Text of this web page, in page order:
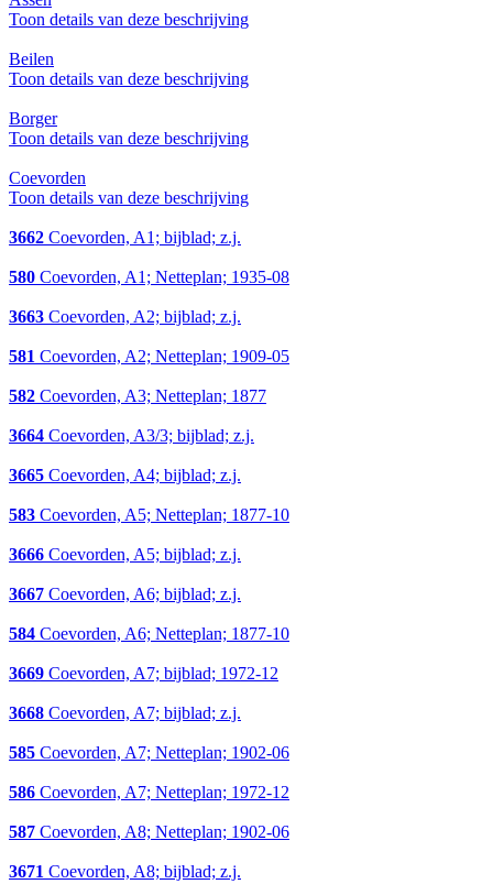
Toon details van deze beschrijving
Beilen
Toon details van deze beschrijving
Borger
Toon details van deze beschrijving
Coevorden
Toon details van deze beschrijving
3662 Coevorden, A1; bijblad; z.j.
580 Coevorden, A1; Netteplan; 1935-08
3663 Coevorden, A2; bijblad; z.j.
581 Coevorden, A2; Netteplan; 1909-05
582 Coevorden, A3; Netteplan; 1877
3664 Coevorden, A3/3; bijblad; z.j.
3665 Coevorden, A4; bijblad; z.j.
583 Coevorden, A5; Netteplan; 1877-10
3666 Coevorden, A5; bijblad; z.j.
3667 Coevorden, A6; bijblad; z.j.
584 Coevorden, A6; Netteplan; 1877-10
3669 Coevorden, A7; bijblad; 1972-12
3668 Coevorden, A7; bijblad; z.j.
585 Coevorden, A7; Netteplan; 1902-06
586 Coevorden, A7; Netteplan; 1972-12
587 Coevorden, A8; Netteplan; 1902-06
3671 Coevorden, A8; bijblad; z.j.